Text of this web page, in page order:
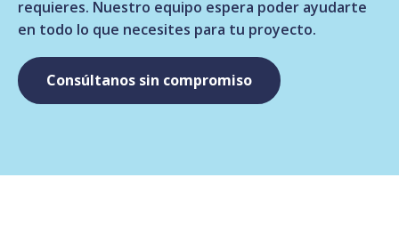
requieres. Nuestro equipo espera poder ayudarte
en todo lo que necesites para tu proyecto.
Consúltanos sin compromiso